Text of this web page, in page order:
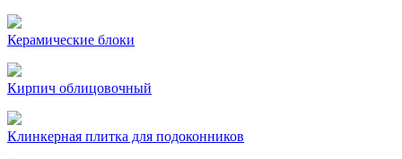
Керамические блоки
Кирпич облицовочный
Клинкерная плитка для подоконников